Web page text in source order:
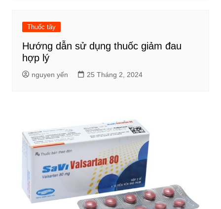
Thuốc tây
Hướng dẫn sử dụng thuốc giảm đau
hợp lý
nguyen yến 25 Tháng 2, 2024